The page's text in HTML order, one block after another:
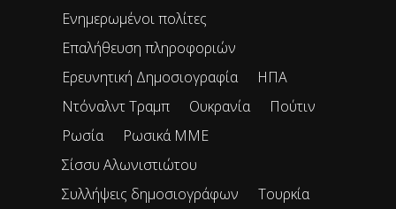
Ενημερωμένοι πολίτες
Επαλήθευση πληροφοριών
Ερευνητική Δημοσιογραφία
ΗΠΑ
Ντόναλντ Τραμπ
Ουκρανία
Πούτιν
Ρωσία
Ρωσικά ΜΜΕ
Σίσσυ Αλωνιστιώτου
Συλλήψεις δημοσιογράφων
Τουρκία